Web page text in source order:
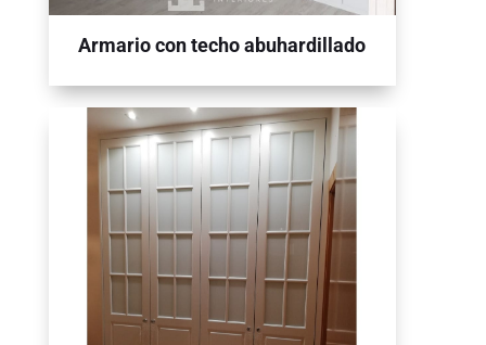
Armario con techo abuhardillado